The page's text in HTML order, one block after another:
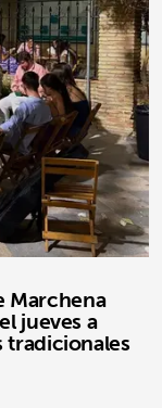
Marchena
jueves a
tradicionales